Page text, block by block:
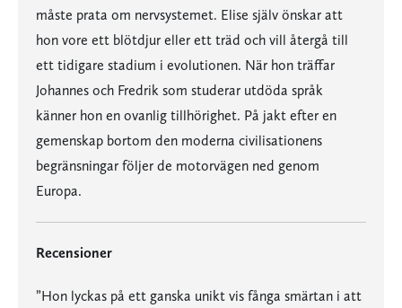
måste prata om nervsystemet. Elise själv önskar att
hon vore ett blötdjur eller ett träd och vill återgå till
ett tidigare stadium i evolutionen. När hon träffar
Johannes och Fredrik som studerar utdöda språk
känner hon en ovanlig tillhörighet. På jakt efter en
gemenskap bortom den moderna civilisationens
begränsningar följer de motorvägen ned genom
Europa.
Recensioner
”Hon lyckas på ett ganska unikt vis fånga smärtan i att